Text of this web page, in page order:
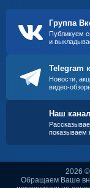
Группа
Публикуем
и
Telegram
Новости,
видео-
Наш канал
показываем
2026
Обращаем Ваше